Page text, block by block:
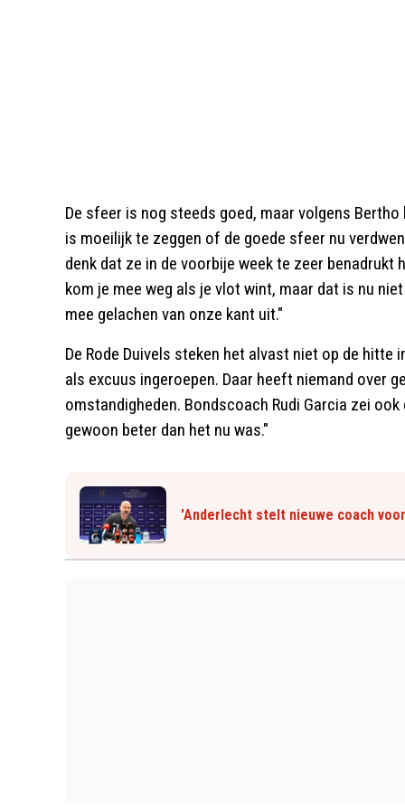
De sfeer is nog steeds goed, maar volgens
is moeilijk te zeggen of de goede sfeer nu
denk dat ze in de voorbije week te zeer benadrukt
kom je mee weg als je vlot wint, maar dat is nu
mee gelachen van onze kant uit."
De Rode Duivels steken het alvast niet op de
als excuus ingeroepen. Daar heeft niemand over
omstandigheden. Bondscoach Rudi Garcia zei
gewoon beter dan het nu was."
'Anderlecht stelt nieuwe coach